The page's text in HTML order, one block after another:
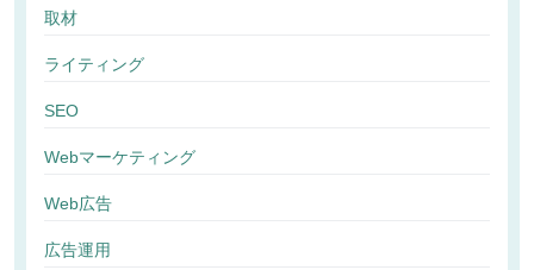
取材
ライティング
SEO
Webマーケティング
Web広告
広告運用